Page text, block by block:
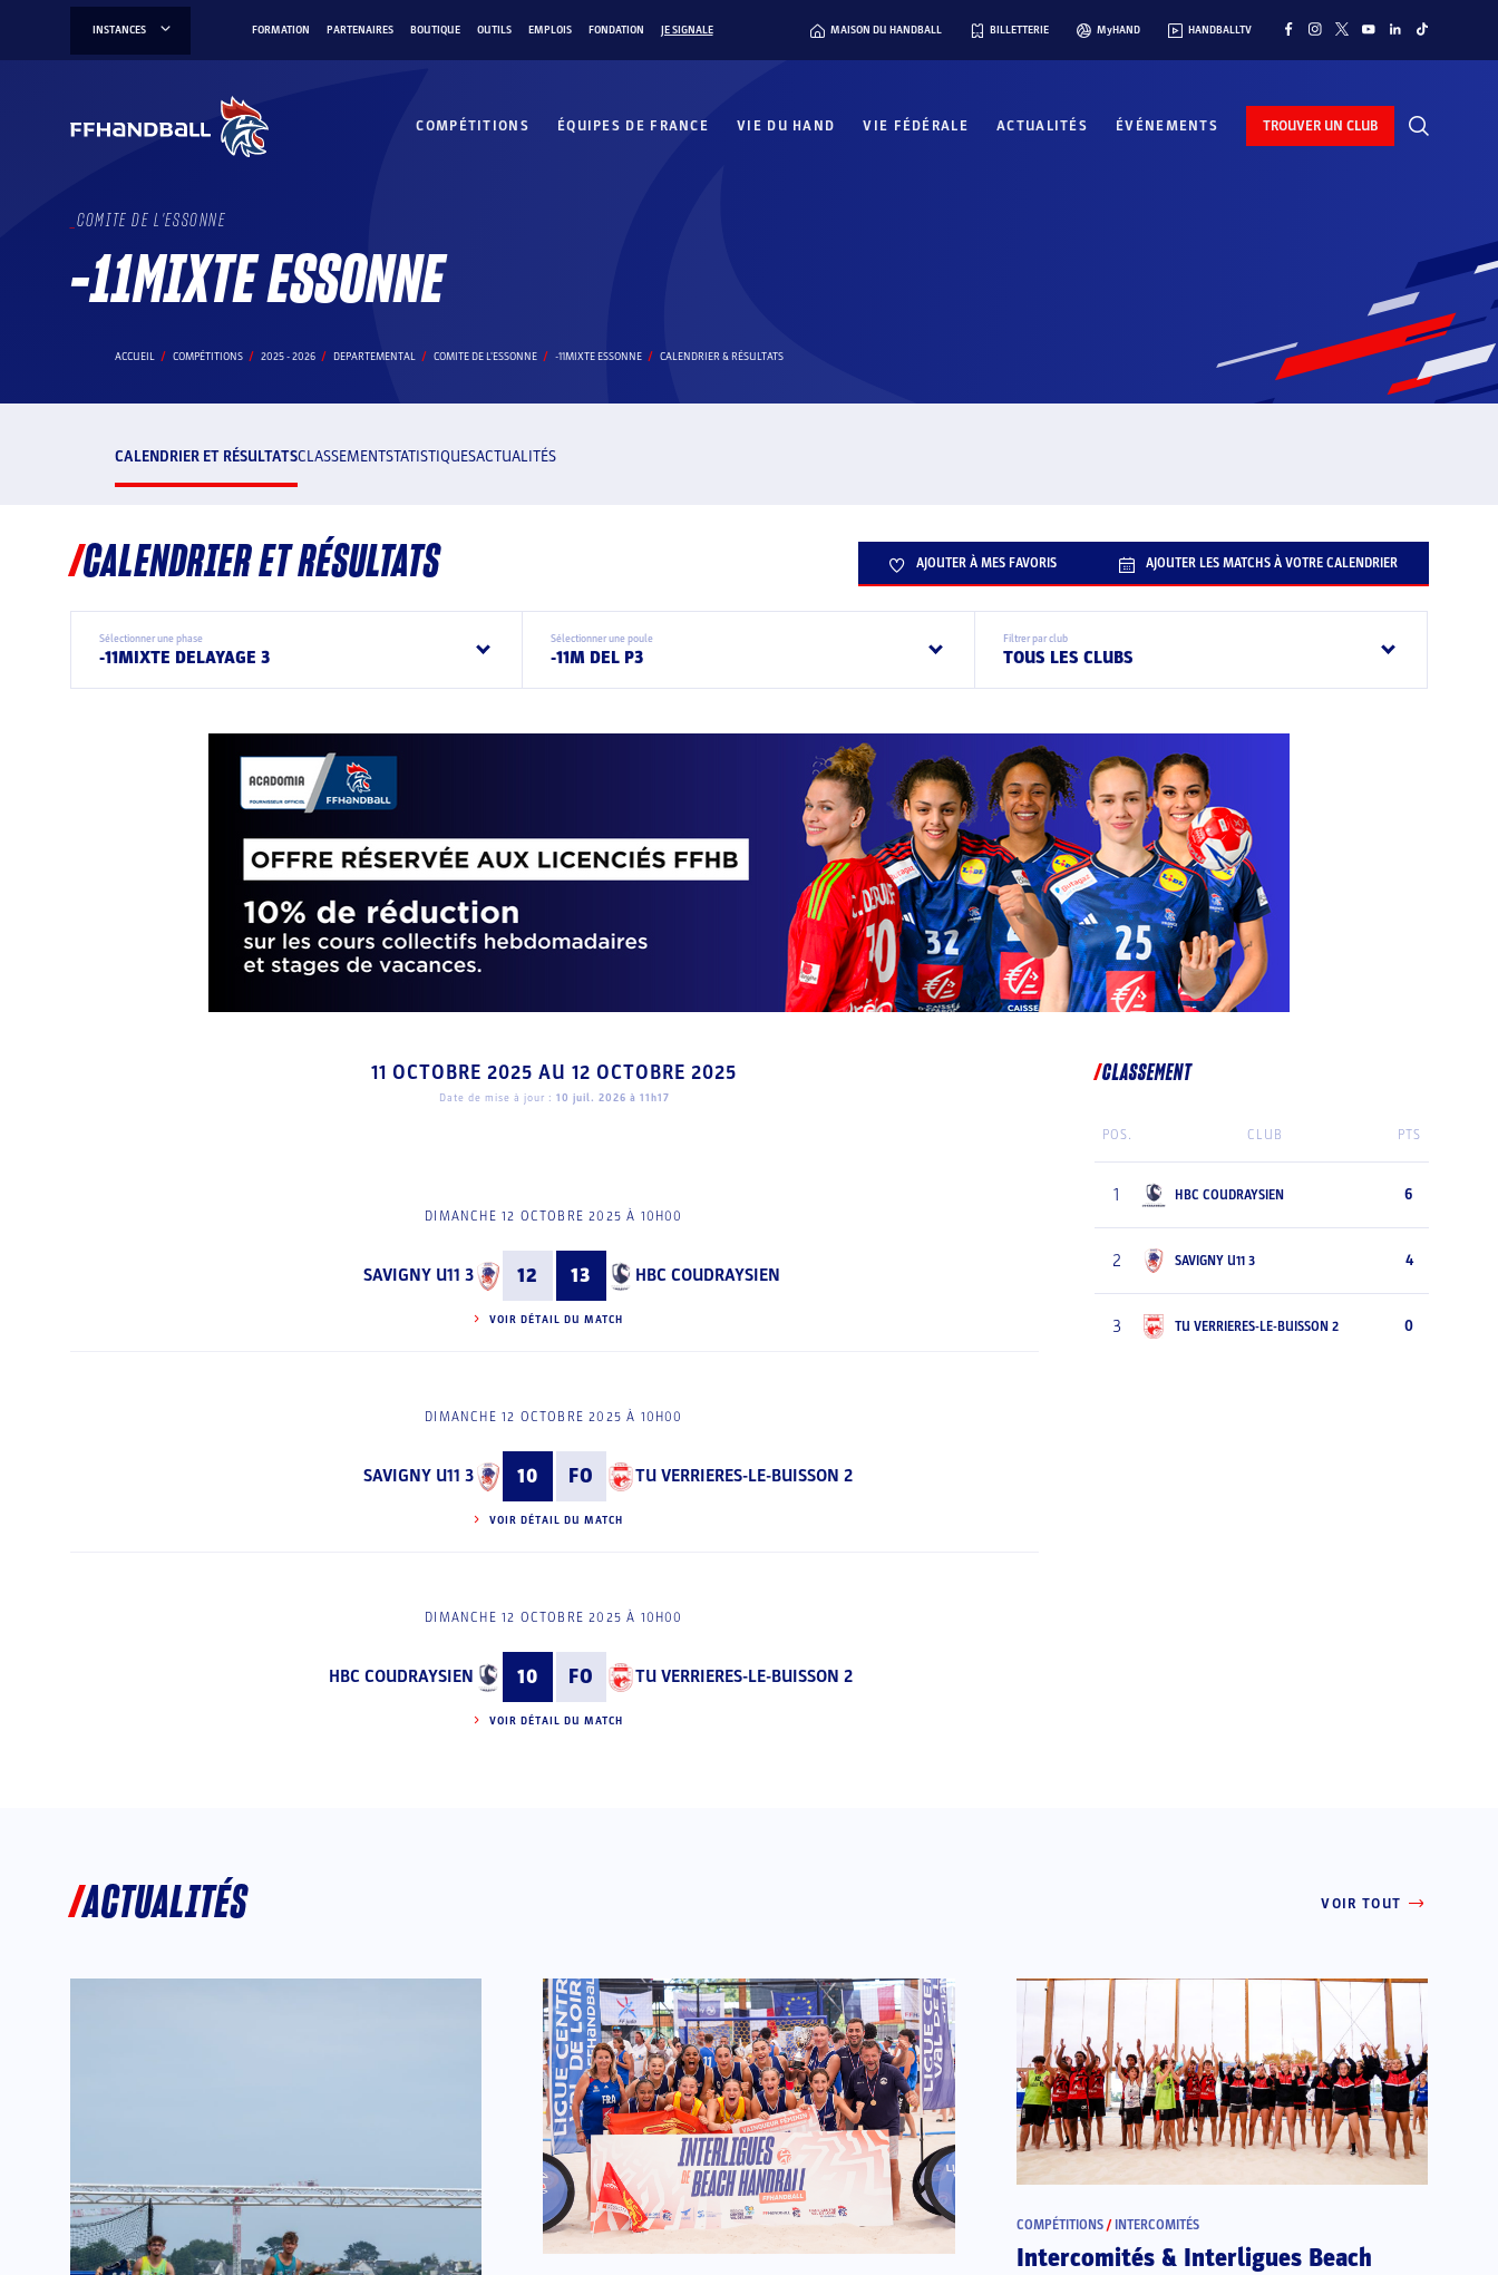
INSTANCES FORMATION PARTENAIRES BOUTIQUE OUTILS EMPLOIS FONDATION JE SIGNALE MAISON DU HANDBALL BILLETTERIE MyHAND HANDBALLTV
COMPÉTITIONS ÉQUIPES DE FRANCE VIE DU HAND VIE FÉDÉRALE ACTUALITÉS ÉVÉNEMENTS TROUVER UN CLUB
COMITE DE L'ESSONNE
-11MIXTE ESSONNE
ACCUEIL COMPÉTITIONS 2025 - 2026 DEPARTEMENTAL COMITE DE L'ESSONNE -11MIXTE ESSONNE CALENDRIER & RÉSULTATS
CALENDRIER ET RÉSULTATSCLASSEMENTSTATISTIQUESACTUALITÉS
CALENDRIER ET RÉSULTATS AJOUTER À MES FAVORIS AJOUTER LES MATCHS À VOTRE CALENDRIER
Sélectionner une phase
-11MIXTE DELAYAGE 3
Sélectionner une poule
-11M DEL P3
Filtrer par club
TOUS LES CLUBS
11 OCTOBRE 2025 AU 12 OCTOBRE 2025
Date de mise à jour : 10 juil. 2026 à 11h17
DIMANCHE 12 OCTOBRE 2025 À 10H00
SAVIGNY U11 3 12 13 HBC COUDRAYSIEN
VOIR DÉTAIL DU MATCH
DIMANCHE 12 OCTOBRE 2025 À 10H00
SAVIGNY U11 3 10 FO TU VERRIERES-LE-BUISSON 2
VOIR DÉTAIL DU MATCH
DIMANCHE 12 OCTOBRE 2025 À 10H00
HBC COUDRAYSIEN 10 FO TU VERRIERES-LE-BUISSON 2
VOIR DÉTAIL DU MATCH
CLASSEMENT
POS. CLUB PTS
1 HBC COUDRAYSIEN 6
2 SAVIGNY U11 3 4
3 TU VERRIERES-LE-BUISSON 2 0
ACTUALITÉS VOIR TOUT
COMPÉTITIONS / INTERCOMITÉS
Intercomités & Interligues Beach